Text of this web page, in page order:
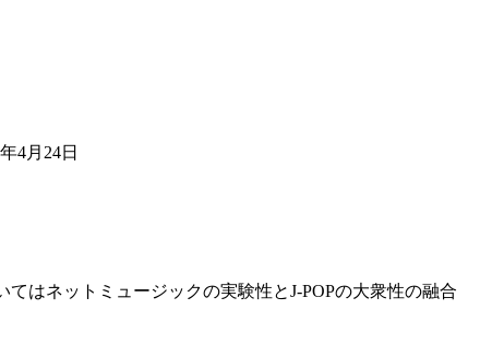
4月24日
はネットミュージックの実験性とJ-POPの大衆性の融合